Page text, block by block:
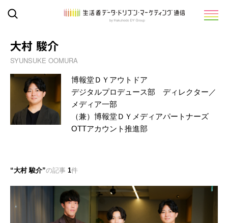
大村 駿介
SYUNSUKE OOMURA
博報堂ＤＹアウトドア
デジタルプロデュース部 ディレクター／
メディア一部
（兼）博報堂ＤＹメディアパートナーズ
OTTアカウント推進部
大村 駿介 の記事 1件